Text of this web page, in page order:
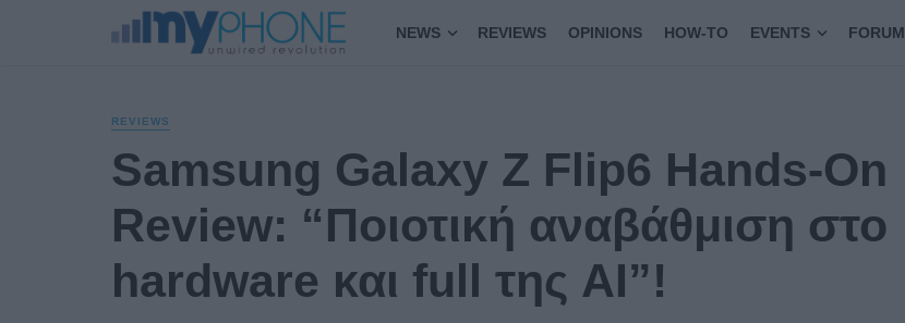
NEWS REVIEWS OPINIONS HOW-TO EVENTS FORUM
REVIEWS
Samsung Galaxy Z Flip6 Hands-On
Review: “Ποιοτική αναβάθμιση στο
hardware και full της AI”!